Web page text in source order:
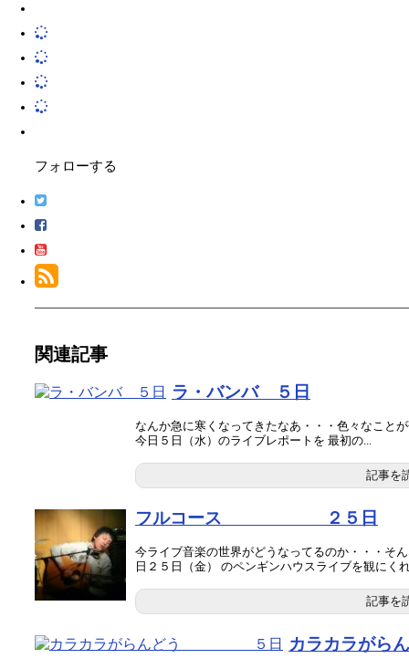
フォローする
関連記事
ラ・バンバ ５日
なんか急に寒くなってきたなあ・・・色々なこと
今日５日（水）のライブレポートを 最初の...
記事を
フルコース ２５日
今ライブ音楽の世界がどうなってるのか・・・そ
日２５日（金） のペンギンハウスライブを観にく
記事を
カラカラ